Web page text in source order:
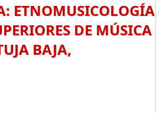
ETNOMUSICOLOGÍA
DE MÚSICA
BAJA,